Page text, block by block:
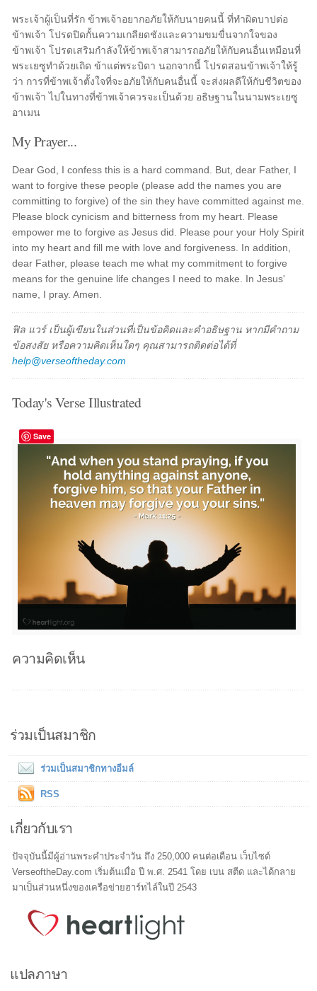
พระเจ้าผู้เป็นที่รัก ข้าพเจ้าอยากอภัยให้กับนายคนนี้ ที่ทำผิดบาปต่อ
ข้าพเจ้า โปรดปิดกั้นความเกลียดชังและความขมขื่นจากใจของ
ข้าพเจ้า โปรดเสริมกำลังให้ข้าพเจ้าสามารถอภัยให้กับคนอื่นเหมือนที่
พระเยซูทำด้วยเถิด ข้าแต่พระบิดา นอกจากนี้ โปรดสอนข้าพเจ้าให้รู้
ว่า การที่ข้าพเจ้าตั้งใจที่จะอภัยให้กับคนอื่นนี้ จะส่งผลดีให้กับชีวิตของ
ข้าพเจ้า ไปในทางที่ข้าพเจ้าควรจะเป็นด้วย อธิษฐานในนามพระเยซู
อาเมน
My Prayer...
Dear God, I confess this is a hard command. But, dear Father, I
want to forgive these people (please add the names you are
committing to forgive) of the sin they have committed against me.
Please block cynicism and bitterness from my heart. Please
empower me to forgive as Jesus did. Please pour your Holy Spirit
into my heart and fill me with love and forgiveness. In addition,
dear Father, please teach me what my commitment to forgive
means for the genuine life changes I need to make. In Jesus'
name, I pray. Amen.
ฟิล แวร์ เป็นผู้เขียนในส่วนที่เป็นข้อคิดและคำอธิษฐาน หากมีคำถาม
ข้อสงสัย หรือความคิดเห็นใดๆ คุณสามารถติดต่อได้ที่
help@verseoftheday.com
Today's Verse Illustrated
Save
ความคิดเห็น
ร่วมเป็นสมาชิก
ร่วมเป็นสมาชิกทางอีมล์
RSS
เกี่ยวกับเรา
ปัจจุบันนี้มีผู้อ่านพระคำประจำวัน ถึง 250,000 คนต่อเดือน เว็บไซต์
VerseoftheDay.com เริ่มต้นเมื่อ ปี พ.ศ. 2541 โดย เบน สตีด และได้กลาย
มาเป็นส่วนหนึ่งของเครือข่ายฮาร์ทไล์ในปี 2543
แปลภาษา